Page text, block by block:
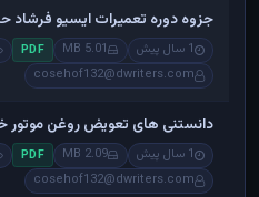
جزوه دوره تعمیرات ایسیو فرشاد
1 سال پیش 5.01 MB
PDF
cosehof132@dwriters.com
دانستنی های تعویض روغن موتور
1 سال پیش 2.09 MB
PDF
cosehof132@dwriters.com